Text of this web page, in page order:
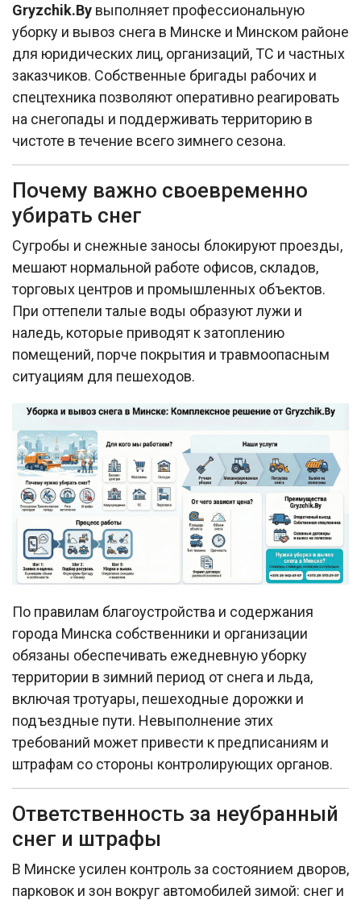
Gryzchik.By выполняет профессиональную
уборку и вывоз снега в Минске и Минском районе
для юридических лиц, организаций, ТС и частных
заказчиков. Собственные бригады рабочих и
спецтехника позволяют оперативно реагировать
на снегопады и поддерживать территорию в
чистоте в течение всего зимнего сезона.​
Почему важно своевременно
убирать снег
Сугробы и снежные заносы блокируют проезды,
мешают нормальной работе офисов, складов,
торговых центров и промышленных объектов.
При оттепели талые воды образуют лужи и
наледь, которые приводят к затоплению
помещений, порче покрытия и травмоопасным
ситуациям для пешеходов.​
По правилам благоустройства и содержания
города Минска собственники и организации
обязаны обеспечивать ежедневную уборку
территории в зимний период от снега и льда,
включая тротуары, пешеходные дорожки и
подъездные пути. Невыполнение этих
требований может привести к предписаниям и
штрафам со стороны контролирующих органов.​
Ответственность за неубранный
снег и штрафы
В Минске усилен контроль за состоянием дворов,
парковок и зон вокруг автомобилей зимой: снег и